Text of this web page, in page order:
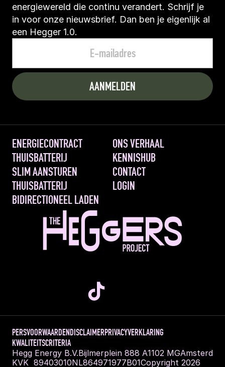
energiewereld die continu verandert. Schrijf je
in voor onze nieuwsbrief. Dan ben je eigenlijk al
een Hegger 1.0.
ENERGIECONTRACT
THUISBATTERIJ
SLIM AANSTUREN
THUISBATTERIJ
BIDIRECTIONEEL LADEN
ONS VERHAAL
KENNISHUB
CONTACT
LOGIN
PERSVOORWAARDENDISCLAIMERPRIVACYVERKLARING
KWALITEITSCRITERIA
Hegg Energy B.V.Bijlmerplein 888 A1102 MGAmsterdam
KVK  89403010NL864971977B01Copyright 2026